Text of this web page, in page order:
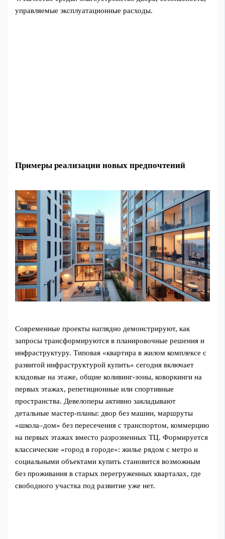
управляемые эксплуатационные расходы.
Примеры реализации новых предпочтений
Современные проекты наглядно демонстрируют, как
запросы трансформируются в планировочные решения и
инфраструктуру. Типовая «квартира в жилом комплексе с
развитой инфраструктурой купить» сегодня включает
кладовые на этаже, общие коливинг-зоны, коворкинги на
первых этажах, репетиционные или спортивные
пространства. Девелоперы активно закладывают
детальные мастер-планы: двор без машин, маршруты
«школа–дом» без пересечения с транспортом, коммерцию
на первых этажах вместо разрозненных ТЦ. Формируется
классические «город в городе»: жилье рядом с метро и
социальными объектами купить становится возможным
без проживания в старых перегруженных кварталах, где
свободного участка под развитие уже нет.